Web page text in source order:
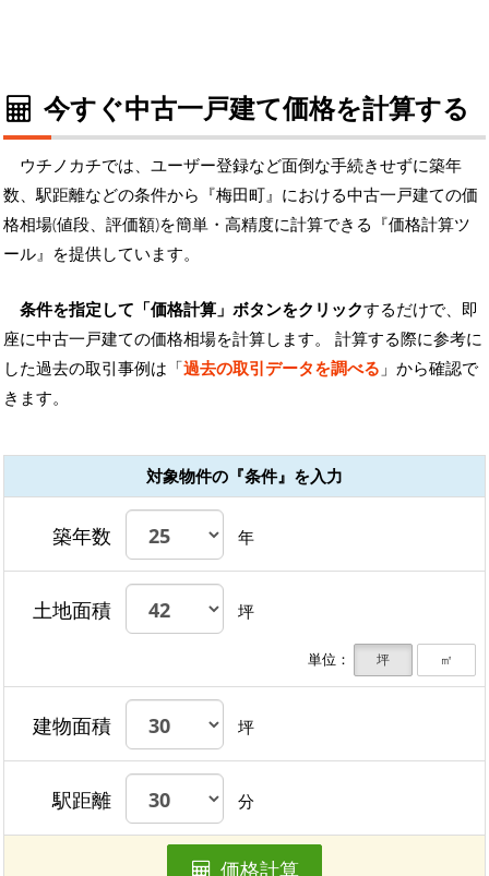
今すぐ中古一戸建て価格を計算する
ウチノカチでは、ユーザー登録など面倒な手続きせずに築年
数、駅距離などの条件から『梅田町』における中古一戸建ての価
格相場(値段、評価額)を簡単・高精度に計算できる『価格計算ツ
ール』を提供しています。
条件を指定して「価格計算」ボタンをクリックするだけで、即
座に中古一戸建ての価格相場を計算します。 計算する際に参考に
した過去の取引事例は「過去の取引データを調べる 」から確認で
きます。
対象物件の『条件』を入力
築年数 年
土地面積 坪
単位： 坪 ㎡
建物面積 坪
駅距離 分
価格計算